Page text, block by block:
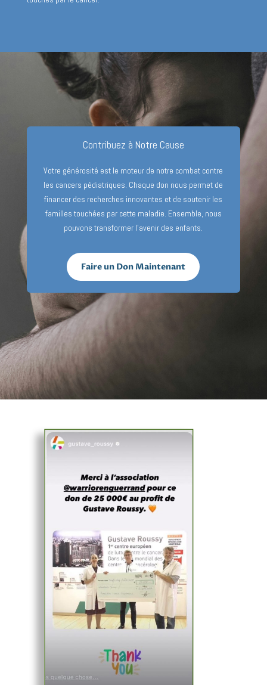
Contribuez à Notre Cause
Votre générosité est le moteur de notre combat contre
les cancers pédiatriques. Chaque don nous permet de
financer des recherches innovantes et de soutenir les
familles touchées par cette maladie. Ensemble, nous
pouvons transformer l’avenir des enfants.
Faire un Don Maintenant